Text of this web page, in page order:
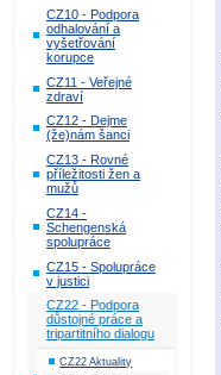
CZ10 - Podpora
odhalování a
vyšetřování
korupce
CZ11 - Veřejné
zdraví
CZ12 - Dejme
(že)nám šanci
CZ13 - Rovné
příležitosti žen a
mužů
CZ14 -
Schengenská
spolupráce
CZ15 - Spolupráce
v justici
CZ22 - Podpora
důstojné práce a
tripartitního dialogu
CZ22 Aktuality